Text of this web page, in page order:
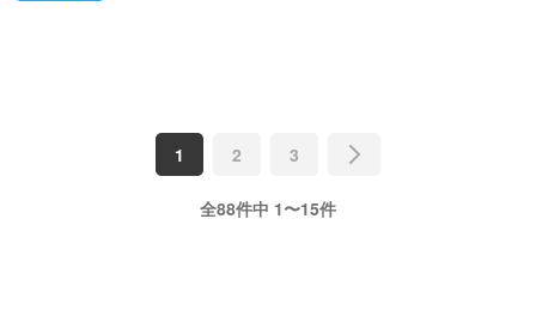
1 2 3
全88件中 1〜15件